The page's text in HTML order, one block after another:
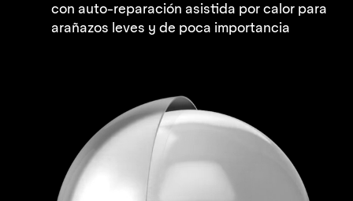
con auto-reparación asistida por calor para
arañazos leves y de poca importancia